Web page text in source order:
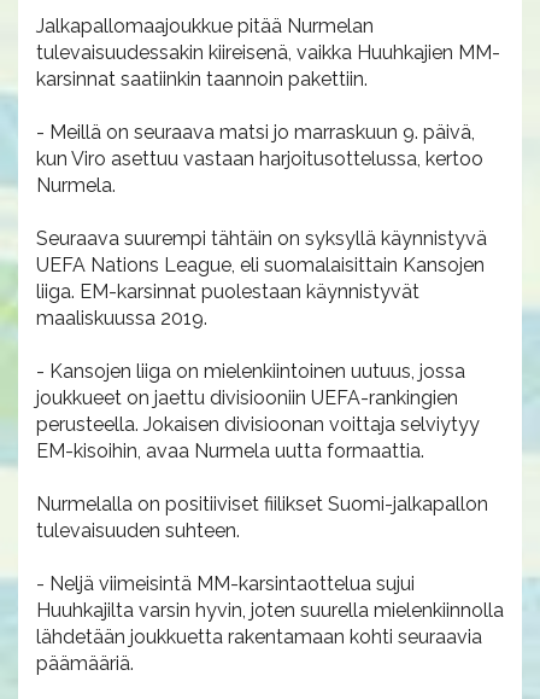
Jalkapallomaajoukkue pitää Nurmelan
tulevaisuudessakin kiireisenä, vaikka Huuhkajien MM-
karsinnat saatiinkin taannoin pakettiin.
- Meillä on seuraava matsi jo marraskuun 9. päivä,
kun Viro asettuu vastaan harjoitusottelussa, kertoo
Nurmela.
Seuraava suurempi tähtäin on syksyllä käynnistyvä
UEFA Nations League, eli suomalaisittain Kansojen
liiga. EM-karsinnat puolestaan käynnistyvät
maaliskuussa 2019.
- Kansojen liiga on mielenkiintoinen uutuus, jossa
joukkueet on jaettu divisiooniin UEFA-rankingien
perusteella. Jokaisen divisioonan voittaja selviytyy
EM-kisoihin, avaa Nurmela uutta formaattia.
Nurmelalla on positiiviset fiilikset Suomi-jalkapallon
tulevaisuuden suhteen.
- Neljä viimeisintä MM-karsintaottelua sujui
Huuhkajilta varsin hyvin, joten suurella mielenkiinnolla
lähdetään joukkuetta rakentamaan kohti seuraavia
päämääriä.